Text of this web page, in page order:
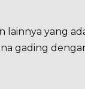
yang
gading